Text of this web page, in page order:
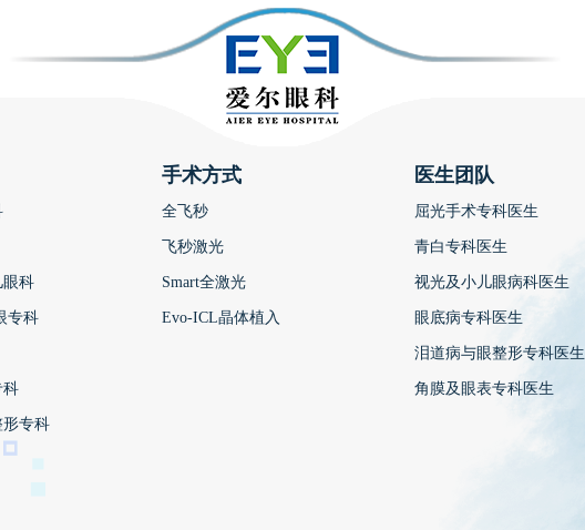
眼科
专科
科
专科
手术方式
全飞秒
飞秒激光
Smart全激光
Evo-ICL晶体植入
医生团队
屈光手术专科医生
青白专科医生
视光及小儿眼病科医生
眼底病专科医生
泪道病与眼整形专科医生
角膜及眼表专科医生